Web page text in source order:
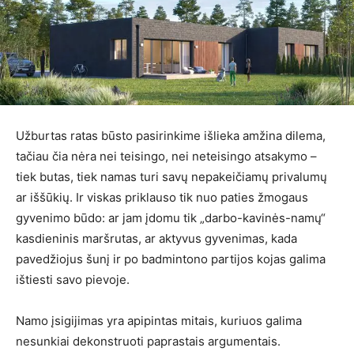
Užburtas ratas būsto pasirinkime išlieka amžina dilema,
tačiau čia nėra nei teisingo, nei neteisingo atsakymo –
tiek butas, tiek namas turi savų nepakeičiamų privalumų
ar iššūkių. Ir viskas priklauso tik nuo paties žmogaus
gyvenimo būdo: ar jam įdomu tik „darbo-kavinės-namų“
kasdieninis maršrutas, ar aktyvus gyvenimas, kada
pavedžiojus šunį ir po badmintono partijos kojas galima
ištiesti savo pievoje.
Namo įsigijimas yra apipintas mitais, kuriuos galima
nesunkiai dekonstruoti paprastais argumentais.